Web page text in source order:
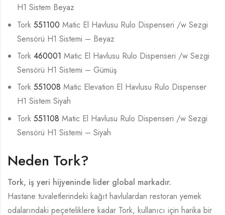
H1 Sistem Beyaz
Tork551100 Matic El Havlusu Rulo Dispenseri /w Sezgi
Sensörü H1 Sistemi – Beyaz
Tork460001 Matic El Havlusu Rulo Dispenseri /w Sezgi
Sensörü H1 Sistemi – Gümüş
Tork551008 Matic Elevation El Havlusu Rulo Dispenser
H1 Sistem Siyah
Tork551108 Matic El Havlusu Rulo Dispenseri /w Sezgi
Sensörü H1 Sistemi – Siyah
Neden Tork?
Tork, iş yeri hijyeninde lider global markadır.
Hastane tuvaletlerindeki kağıt havlulardan restoran yemek
odalarındaki peçeteliklere kadar Tork, kullanıcı için harika bir